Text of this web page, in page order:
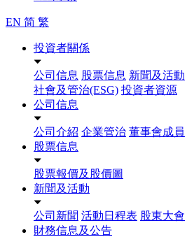
EN 简 繁
投資者關係
公司信息 股票信息 新聞及活動
社會及管治(ESG) 投資者資源
公司信息
公司介紹 企業管治 董事會成員
股票信息
股票報價及股價圖
新聞及活動
公司新聞 活動日程表 股東大會
財務信息及公告